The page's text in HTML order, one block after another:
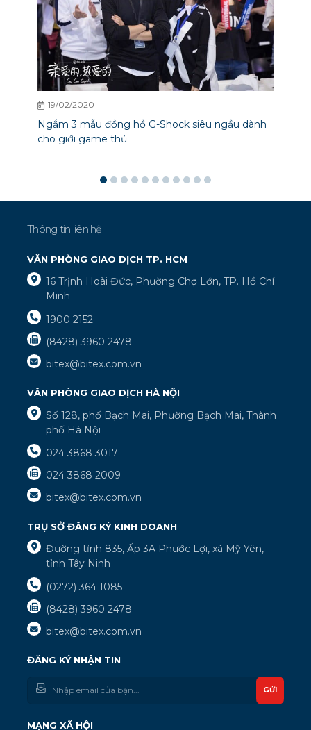
19/02/2020
Ngắm 3 mẫu đồng hồ G-Shock siêu ngầu dành
cho giới game thủ
Thông tin liên hệ
VĂN PHÒNG GIAO DỊCH TP. HCM
16 Trịnh Hoài Đức, Phường Chợ Lớn, TP. Hồ Chí
Minh
1900 2152
(8428) 3960 2478
bitex@bitex.com.vn
VĂN PHÒNG GIAO DỊCH HÀ NỘI
Số 128, phố Bạch Mai, Phường Bạch Mai, Thành
phố Hà Nội
024 3868 3017
024 3868 2009
bitex@bitex.com.vn
TRỤ SỞ ĐĂNG KÝ KINH DOANH
Đường tỉnh 835, Ấp 3A Phước Lợi, xã Mỹ Yên,
tỉnh Tây Ninh
(0272) 364 1085
(8428) 3960 2478
bitex@bitex.com.vn
ĐĂNG KÝ NHẬN TIN
GỬI
MẠNG XÃ HỘI